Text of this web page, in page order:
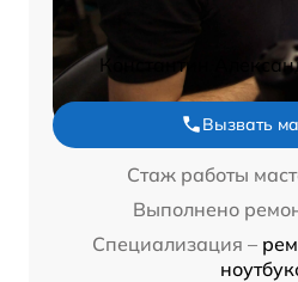
Константин
Вызвать
Стаж работы
Выполнено
Специализация –